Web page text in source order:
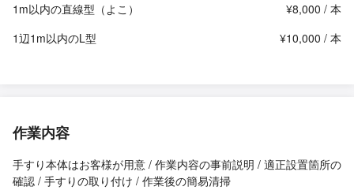
1m以内の直線型（よこ）
¥8,000 / 本
1辺1m以内のL型
¥10,000 / 本
作業内容
手すり本体はお客様が用意 / 作業内容の事前説明 / 適正設置箇所の
確認 / 手すりの取り付け / 作業後の簡易清掃